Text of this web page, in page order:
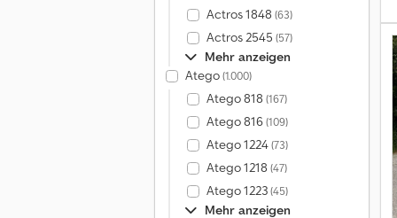
Actros 1848 (63)
Actros 2545 (57)
Mehr anzeigen
Atego(1.000)
Atego 818 (167)
Atego 816(109)
Atego 1224(73)
Atego 1218 (47)
Atego 1223(45)
Mehr anzeigen